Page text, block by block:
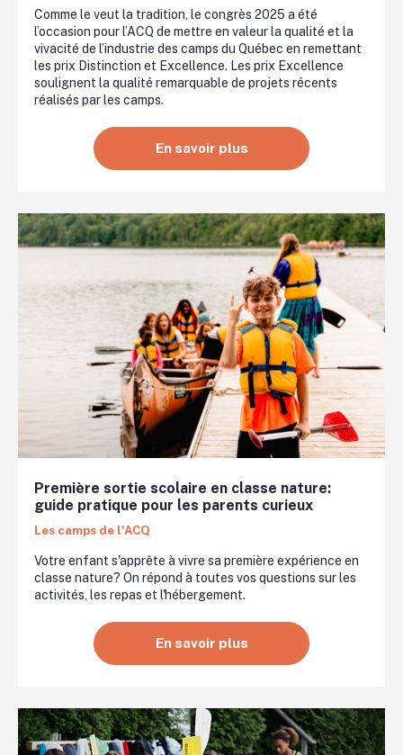
Comme le veut la tradition, le congrès 2025 a été
l’occasion pour l’ACQ de mettre en valeur la qualité et la
vivacité de l’industrie des camps du Québec en remettant
les prix Distinction et Excellence. Les prix Excellence
soulignent la qualité remarquable de projets récents
réalisés par les camps.
En savoir plus
Première sortie scolaire en classe nature:
guide pratique pour les parents curieux
Les camps de l'ACQ
Votre enfant s'apprête à vivre sa première expérience en
classe nature? On répond à toutes vos questions sur les
activités, les repas et l'hébergement.
En savoir plus